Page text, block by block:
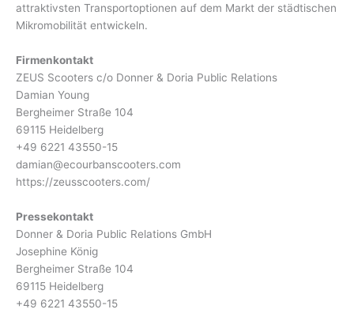
attraktivsten Transportoptionen auf dem Markt der städtischen
Mikromobilität entwickeln.
Firmenkontakt
ZEUS Scooters c/o Donner & Doria Public Relations
Damian Young
Bergheimer Straße 104
69115 Heidelberg
+49 6221 43550-15
damian@ecourbanscooters.com
https://zeusscooters.com/
Pressekontakt
Donner & Doria Public Relations GmbH
Josephine König
Bergheimer Straße 104
69115 Heidelberg
+49 6221 43550-15